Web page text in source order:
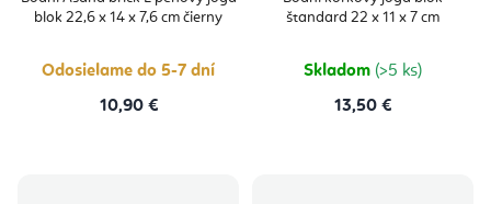
blok 22,6 x 14 x 7,6 cm čierny
Odosielame do 5-7 dní
10,90 €
štandard 22 x 11 x 7 cm
Skladom (>5 ks)
13,50 €